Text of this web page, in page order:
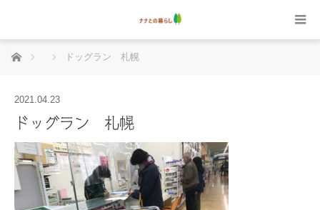
ホーム ドッグラン 札幌
2021.04.23
ドッグラン 札幌